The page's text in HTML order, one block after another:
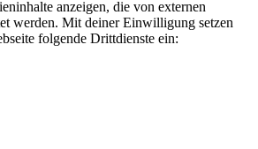
anzeigen, die von externen
werden. Mit deiner Einwilligung setzen
folgende Drittdienste ein: